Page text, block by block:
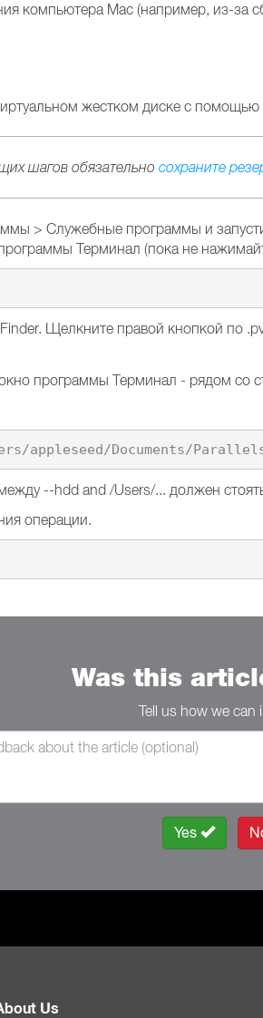
компьютера Mac (например, из-
жестком диске с помощью
шагов обязательно сохраните
> Служебные программы и
Терминал (пока не
Щелкните правой кнопкой по
программы Терминал - рядом со
--hdd and /Users/... должен
операции.
Was this
Tell us how we can
Yes
Us